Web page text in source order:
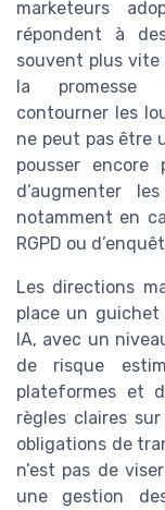
marketeurs
répondent à
souvent plus vite
la promesse
contourner les
ne peut pas être
pousser
d’augmenter
notamment en
RGPD ou
Les directions
place un guichet
IA, avec un
de risque
plateformes et
règles claires
obligations de
n’est pas de
une gestion